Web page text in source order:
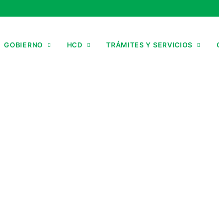
GOBIERNO HCD TRÁMITES Y SERVICIOS